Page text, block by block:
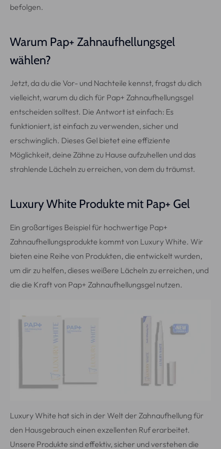
befolgen.
Warum Pap+ Zahnaufhellungsgel
wählen?
Jetzt, da du die Vor- und Nachteile kennst, fragst du dich
vielleicht, warum du dich für Pap+ Zahnaufhellungsgel
entscheiden solltest. Die Antwort ist einfach: Es
funktioniert, ist einfach zu verwenden, sicher und
erschwinglich. Dieses Gel bietet eine effiziente
Möglichkeit, deine Zähne zu Hause aufzuhellen und das
strahlende Lächeln zu erreichen, von dem du träumst.
Luxury White Produkte mit Pap+ Gel
Ein großartiges Beispiel für hochwertige Pap+
Zahnaufhellungsprodukte kommt von Luxury White. Wir
bieten eine Reihe von Produkten, die entwickelt wurden,
um dir zu helfen, dieses weißere Lächeln zu erreichen, und
die die Kraft von Pap+ Zahnaufhellungsgel nutzen.
Luxury White hat sich in der Welt der Zahnaufhellung für
den Hausgebrauch einen exzellenten Ruf erarbeitet.
Unsere Produkte sind effektiv, sicher und verstehen die